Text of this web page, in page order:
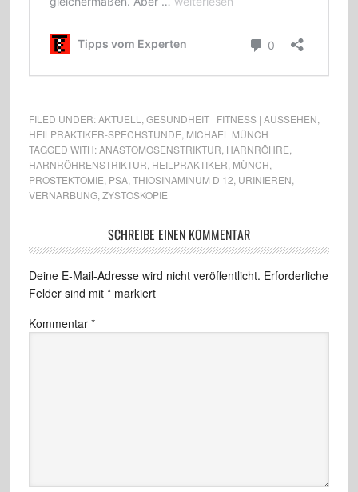
FILED UNDER:AKTUELL GESUNDHEIT | FITNESS | AUSSEHEN
HEILPRAKTIKER-SPECHSTUNDE MICHAEL MÜNCH
TAGGED WITH:ANASTOMOSENSTRIKTUR HARNRÖHRE
HARNRÖHRENSTRIKTUR HEILPRAKTIKER MÜNCH
PROSTEKTOMIE PSA, THIOSINAMINUM D 12 URINIEREN
VERNARBUNG, ZYSTOSKOPIE
SCHREIBE EINEN KOMMENTAR
Deine E-Mail-Adresse wird nicht veröffentlicht. Erforderliche
Felder sind mit *markiert
Kommentar *